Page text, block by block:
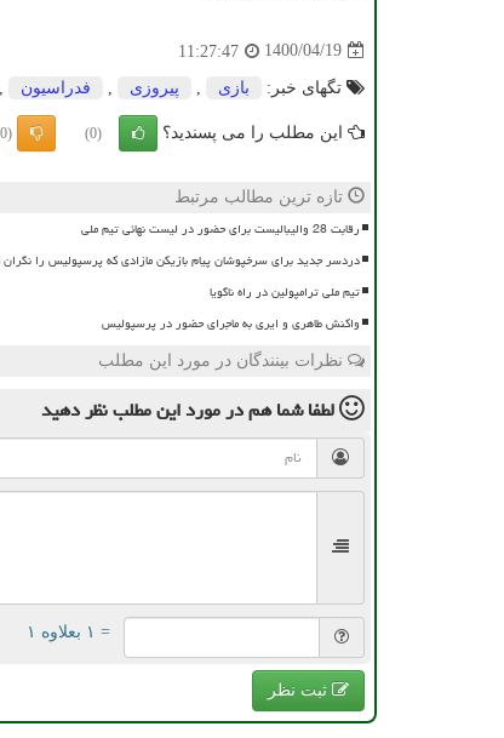
1400/04/19
11:27:47
تگهای خبر: بازی پیروزی فدراسیون
این مطلب را می پسندید؟ (0)
(0)
تازه ترین مطالب مرتبط
رقابت 28 والیبالیست برای حضور در لیست نهائی تیم ملی
دردسر جدید برای سرخپوشان پیام بازیکن مازادی که پرسپولیس را نگران
تیم ملی ترامپولین در راه ناگویا
واکنش طاهری و ایری به ماجرای حضور در پرسپولیس
نظرات بینندگان در مورد این مطلب
لطفا شما همدر مورد این مطلبنظر دهید
= ۱ بعلاوه ۱
ثبت نظر